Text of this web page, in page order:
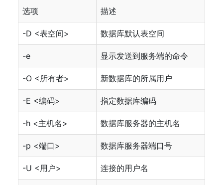
选项 描述
-D <表空间> 数据库默认表空间
-e 显示发送到服务端的命令
-O <所有者> 新数据库的所属用户
-E <编码> 指定数据库编码
-h <主机名> 数据库服务器的主机名
-p <端口> 数据库服务器端口号
-U <用户> 连接的用户名